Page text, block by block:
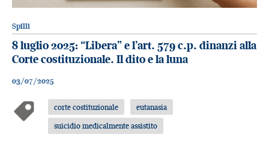
Spilli
8 luglio 2025: “Libera” e l’art. 579 c.p. dinanzi alla
Corte costituzionale. Il dito e la luna
03/07/2025
corte costituzionale
eutanasia
suicidio medicalmente assistito